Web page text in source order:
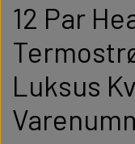
12 Par
Luksus